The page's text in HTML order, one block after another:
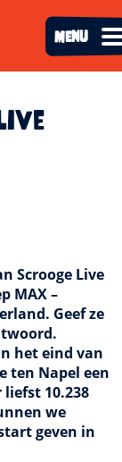
menu
Scrooge Live
MAX –
Geef ze
het eind van
ten Napel een
10.238
we
geven in